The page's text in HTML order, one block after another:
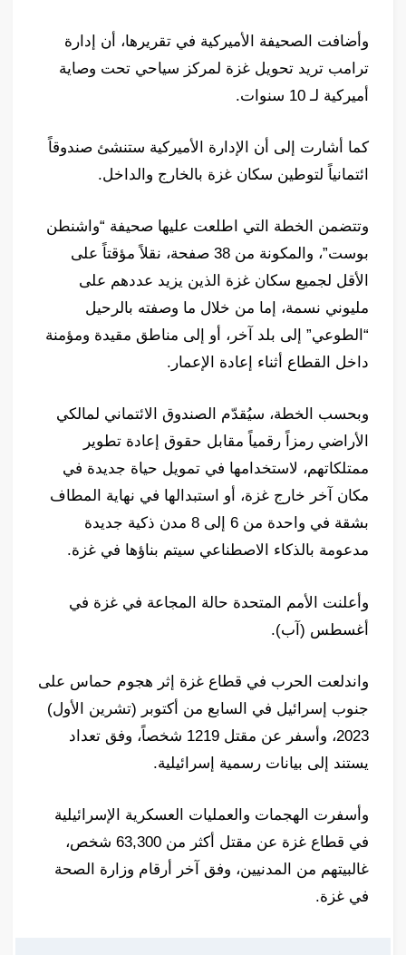
وأضافت الصحيفة الأميركية في تقريرها، أن إدارة
ترامب تريد تحويل غزة لمركز سياحي تحت وصاية
أميركية لـ 10 سنوات.
كما أشارت إلى أن الإدارة الأميركية ستنشئ صندوقاً
ائتمانياً لتوطين سكان غزة بالخارج والداخل.
وتتضمن الخطة التي اطلعت عليها صحيفة “واشنطن
بوست”، والمكونة من 38 صفحة، نقلاً مؤقتاً على
الأقل لجميع سكان غزة الذين يزيد عددهم على
مليوني نسمة، إما من خلال ما وصفته بالرحيل
“الطوعي” إلى بلد آخر، أو إلى مناطق مقيدة ومؤمنة
داخل القطاع أثناء إعادة الإعمار.
وبحسب الخطة، سيُقدّم الصندوق الائتماني لمالكي
الأراضي رمزاً رقمياً مقابل حقوق إعادة تطوير
ممتلكاتهم، لاستخدامها في تمويل حياة جديدة في
مكان آخر خارج غزة، أو استبدالها في نهاية المطاف
بشقة في واحدة من 6 إلى 8 مدن ذكية جديدة
مدعومة بالذكاء الاصطناعي سيتم بناؤها في غزة.
وأعلنت الأمم المتحدة حالة المجاعة في غزة في
أغسطس (آب).
واندلعت الحرب في قطاع غزة إثر هجوم حماس على
جنوب إسرائيل في السابع من أكتوبر (تشرين الأول)
2023، وأسفر عن مقتل 1219 شخصاً، وفق تعداد
يستند إلى بيانات رسمية إسرائيلية.
وأسفرت الهجمات والعمليات العسكرية الإسرائيلية
في قطاع غزة عن مقتل أكثر من 63,300 شخص،
غالبيتهم من المدنيين، وفق آخر أرقام وزارة الصحة
في غزة.